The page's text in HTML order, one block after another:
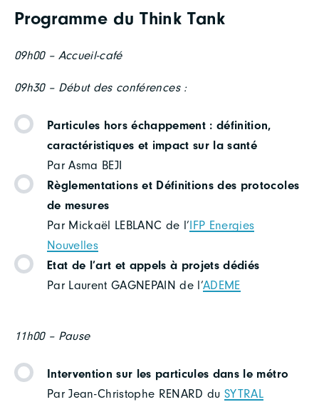
Programme du Think Tank
09h00 – Accueil-café
09h30 – Début des conférences :
Particules hors échappement : définition,
caractéristiques et impact sur la santé
Par Asma BEJI
Règlementations et Définitions des protocoles
de mesures
Par Mickaël LEBLANC de l’IFP Energies
Nouvelles
Etat de l’art et appels à projets dédiés
Par Laurent GAGNEPAIN de l’ADEME
11h00 – Pause
Intervention sur les particules dans le métro
Par Jean-Christophe RENARD duSYTRAL